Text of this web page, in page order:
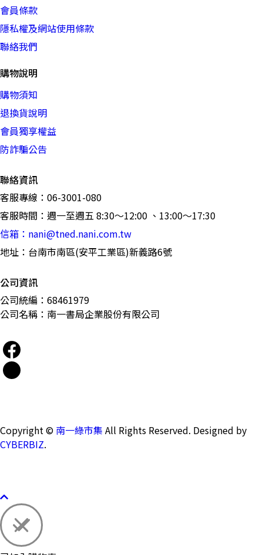
會員條款
隱私權及網站使用條款
聯絡我們
購物說明
購物須知
退換貨說明
會員獨享權益
防詐騙公告
聯絡資訊
客服專線：06-3001-080
客服時間：週一至週五 8:30～12:00 、13:00～17:30
信箱：nani@tned.nani.com.tw
地址：台南市南區(安平工業區)新義路6號
公司資訊
公司統編：68461979
公司名稱：南一書局企業股份有限公司
Copyright © 南一綠市集 All Rights Reserved. Designed by
CYBERBIZ.